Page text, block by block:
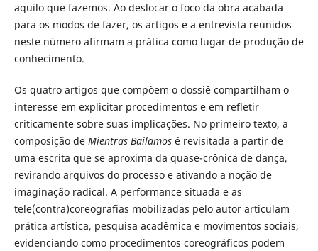
aquilo que fazemos. Ao deslocar o foco da obra acabada
para os modos de fazer, os artigos e a entrevista reunidos
neste número afirmam a prática como lugar de produção de
conhecimento.
Os quatro artigos que compõem o dossiê compartilham o
interesse em explicitar procedimentos e em refletir
criticamente sobre suas implicações. No primeiro texto, a
composição de Mientras Bailamosé revisitada a partir de
uma escrita que se aproxima da quase-crônica de dança,
revirando arquivos do processo e ativando a noção de
imaginação radical. A performance situada e as
tele(contra)coreografias mobilizadas pelo autor articulam
prática artística, pesquisa acadêmica e movimentos sociais,
evidenciando como procedimentos coreográficos podem